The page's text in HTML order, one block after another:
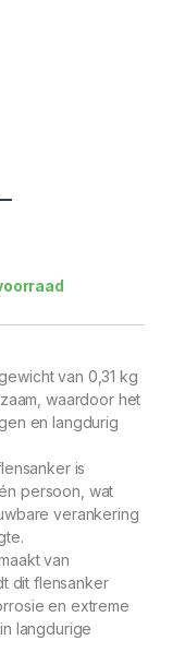
van 0,31 kg
waardoor het
en langdurig
is
persoon, wat
verankering
van
dit flensanker
en extreme
langdurige